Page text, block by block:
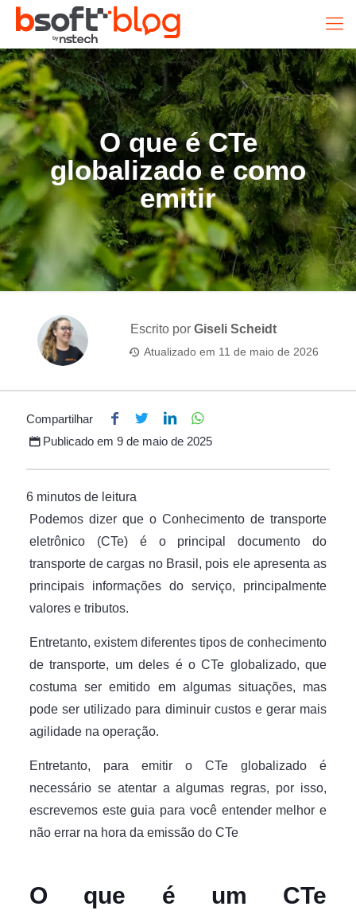
O que é CTe
globalizado e como
emitir
Escrito por Giseli Scheidt
Atualizado em 11 de maio de 2026
Compartilhar
Publicado em9 de maio de 2025
Podemos dizer que o Conhecimento de transporte
eletrônico (CTe) é o principal documento do
transporte de cargas no Brasil, pois ele apresenta as
principais informações do serviço, principalmente
valores e tributos.
Entretanto, existem diferentes tipos de conhecimento
de transporte, um deles é o CTe globalizado, que
costuma ser emitido em algumas situações, mas
pode ser utilizado para diminuir custos e gerar mais
agilidade na operação.
Entretanto, para emitir o CTe globalizado é
necessário se atentar a algumas regras, por isso,
escrevemos este guia para você entender melhor e
não errar na hora da emissão do CTe
O que é um CTe